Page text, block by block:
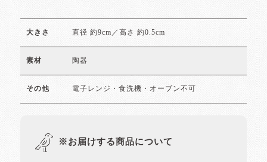
大きさ 直径 約9cm／高さ 約0.5cm
素材 陶器
その他 電子レンジ・食洗機・オーブン不可
※お届けする商品について